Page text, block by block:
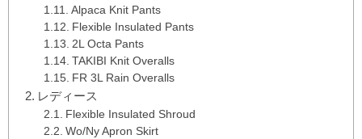
Alpaca Knit Pants
Flexible Insulated Pants
2L Octa Pants
TAKIBI Knit Overalls
FR 3L Rain Overalls
レディース
Flexible Insulated Shroud
Wo/Ny Apron Skirt